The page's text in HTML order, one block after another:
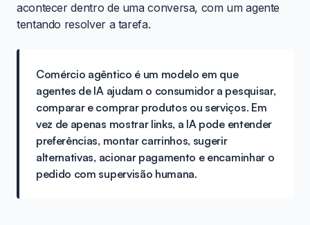
acontecer dentro de uma conversa, com um agente
tentando resolver a tarefa.
Comércio agêntico é um modelo em que
agentes de IA ajudam o consumidor a pesquisar,
comparar e comprar produtos ou serviços. Em
vez de apenas mostrar links, a IA pode entender
preferências, montar carrinhos, sugerir
alternativas, acionar pagamento e encaminhar o
pedido com supervisão humana.